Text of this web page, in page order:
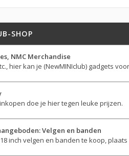
SHOP
NMC Merchandise
hier kan je (NewMINIclub) gadgets
doe je hier tegen leuke prijzen.
Velgen en banden
18 inch velgen en banden te koop,